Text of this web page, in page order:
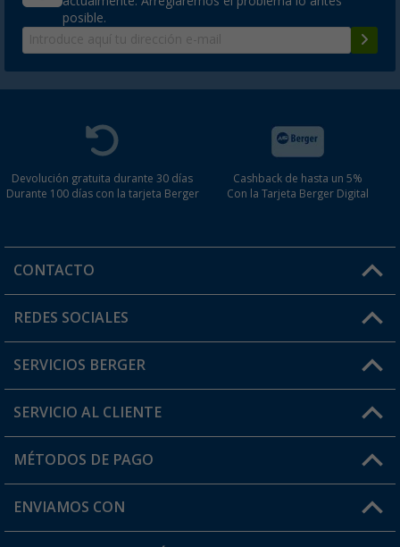
posible.
Devolución gratuita durante 30 días
Durante 100 días con la tarjeta Berger
Cashback de hasta un 5%
Con la Tarjeta Berger Digital
CONTACTO
Horario de atención al cliente:
¿Tienes alguna duda?
REDES SOCIALES
SERVICIOS BERGER
Conviértete en distribuidor
Mi cuenta
Tarjeta Berger Digital
SERVICIO AL CLIENTE
FAQ y Contacto
Información de envío
MÉTODOS DE PAGO
ENVIAMOS CON